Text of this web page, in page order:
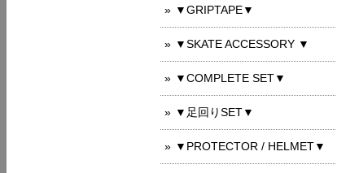
▼GRIPTAPE▼
▼SKATE ACCESSORY ▼
▼COMPLETE SET▼
▼足回りSET▼
▼PROTECTOR / HELMET▼